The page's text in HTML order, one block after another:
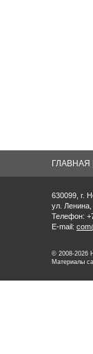
ГЛАВНАЯ
630099, г.
ул. Ленина,
Телефон:
E-mail:
© 2008-2026
Материалы